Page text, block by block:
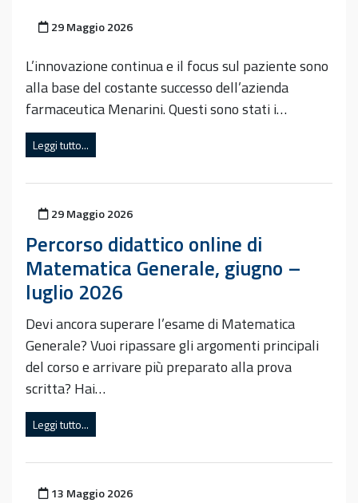
Pubblicato il
29 Maggio 2026
L’innovazione continua e il focus sul paziente sono
alla base del costante successo dell’azienda
farmaceutica Menarini. Questi sono stati i…
Leggi tutto...
Pubblicato il
29 Maggio 2026
Percorso didattico online di
Matematica Generale, giugno –
luglio 2026
Devi ancora superare l’esame di Matematica
Generale? Vuoi ripassare gli argomenti principali
del corso e arrivare più preparato alla prova
scritta? Hai…
Leggi tutto...
Pubblicato il
13 Maggio 2026